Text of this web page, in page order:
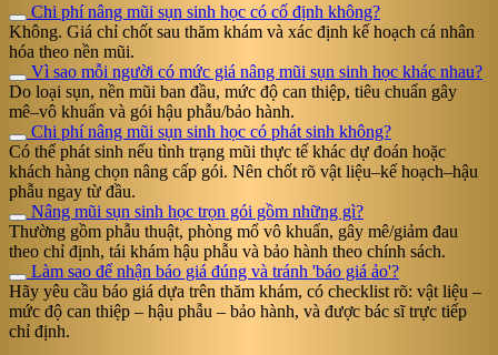
Chi phí nâng mũi sụn sinh học có cố định không?
Không. Giá chỉ chốt sau thăm khám và xác định kế hoạch cá nhân
hóa theo nền mũi.
Vì sao mỗi người có mức giá nâng mũi sụn sinh học khác nhau?
Do loại sụn, nền mũi ban đầu, mức độ can thiệp, tiêu chuẩn gây
mê–vô khuẩn và gói hậu phẫu/bảo hành.
Chi phí nâng mũi sụn sinh học có phát sinh không?
Có thể phát sinh nếu tình trạng mũi thực tế khác dự đoán hoặc
khách hàng chọn nâng cấp gói. Nên chốt rõ vật liệu–kế hoạch–hậu
phẫu ngay từ đầu.
Nâng mũi sụn sinh học trọn gói gồm những gì?
Thường gồm phẫu thuật, phòng mổ vô khuẩn, gây mê/giảm đau
theo chỉ định, tái khám hậu phẫu và bảo hành theo chính sách.
Làm sao để nhận báo giá đúng và tránh 'báo giá ảo'?
Hãy yêu cầu báo giá dựa trên thăm khám, có checklist rõ: vật liệu –
mức độ can thiệp – hậu phẫu – bảo hành, và được bác sĩ trực tiếp
chỉ định.